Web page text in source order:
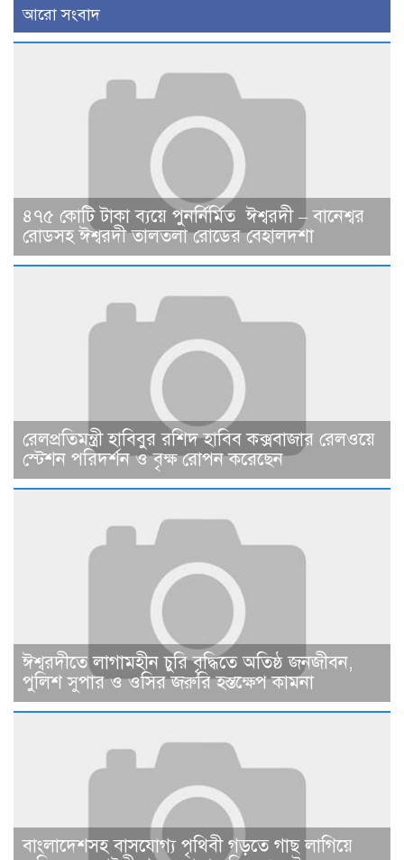
আরো সংবাদ
৪৭৫ কোটি টাকা ব্যয়ে পুনর্নির্মিত ঈশ্বরদী – বানেশ্বর
রোডসহ ঈশ্বরদী তালতলা রোডের বেহালদশা
রেলপ্রতিমন্ত্রী হাবিবুর রশিদ হাবিব কক্সবাজার রেলওয়ে
স্টেশন পরিদর্শন ও বৃক্ষ রোপন করেছেন
ঈশ্বরদীতে লাগামহীন চুরি বৃদ্ধিতে অতিষ্ঠ জনজীবন,
পুলিশ সুপার ও ওসির জরুরি হস্তক্ষেপ কামনা ​
বাংলাদেশসহ বাসযোগ্য পৃথিবী গড়তে গাছ লাগিয়ে